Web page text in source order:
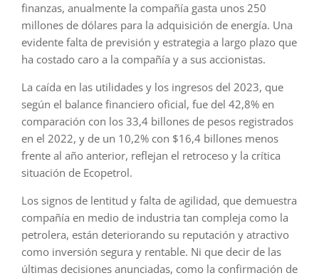
finanzas, anualmente la compañía gasta unos 250
millones de dólares para la adquisición de energía. Una
evidente falta de previsión y estrategia a largo plazo que
ha costado caro a la compañía y a sus accionistas.
La caída en las utilidades y los ingresos del 2023, que
según el balance financiero oficial, fue del 42,8% en
comparación con los 33,4 billones de pesos registrados
en el 2022, y de un 10,2% con $16,4 billones menos
frente al año anterior, reflejan el retroceso y la crítica
situación de Ecopetrol.
Los signos de lentitud y falta de agilidad, que demuestra
compañía en medio de industria tan compleja como la
petrolera, están deteriorando su reputación y atractivo
como inversión segura y rentable. Ni que decir de las
últimas decisiones anunciadas, como la confirmación de